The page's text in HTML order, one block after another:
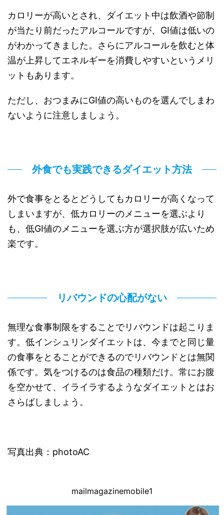
カロリーが高いとされ、ダイエット中は飲酒や節制
が当たり前だったアルコールですが、GI値は低いの
がわかってきました。さらにアルコールを飲むと体
温が上昇してエネルギーを消費しやすいというメリ
ットもあります。
ただし、おつまみにGI値の高いものを選んでしまわ
ないように注意しましょう。
外食でも実践できるダイエット方法
外で食事をとるとどうしてもカロリーが高くなって
しまいますが、低カロリーのメニューを選ぶより
も、低GI値のメニューを選ぶ方が選択肢が広いため
楽です。
リバウンドの心配がない
無理な食事制限をすることでリバウンドは起こりま
す。低インシュリンダイエットは、今までと同じ量
の食事をとることができるのでリバウンドとは無関
係です。気をつけるのは食品の種類だけ。常にお腹
を空かせて、イライラするようなダイエットとはお
さらばしましょう。
写真出典：photoAC
mailmagazinemobile1